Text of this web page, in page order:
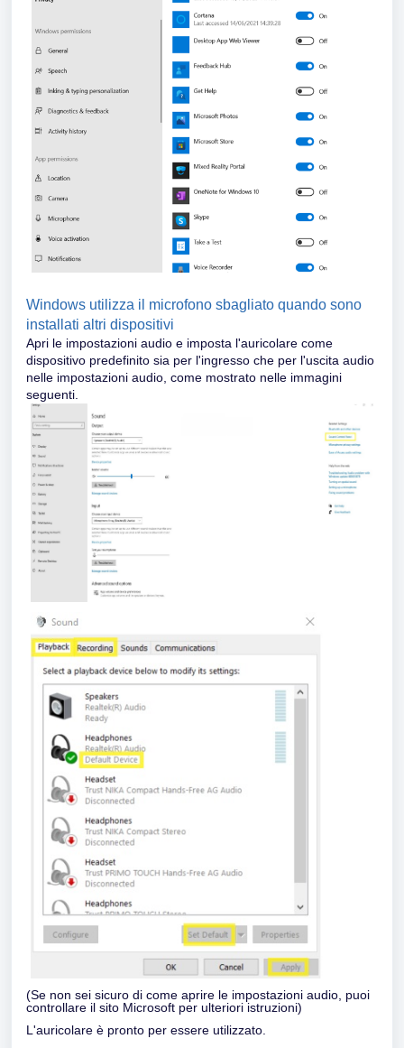
Windows utilizza il microfono sbagliato quando sono
installati altri dispositivi
Apri le impostazioni audio e imposta l'auricolare come
dispositivo predefinito sia per l'ingresso che per l'uscita audio
nelle impostazioni audio, come mostrato nelle immagini
seguenti.
(Se non sei sicuro di come aprire le impostazioni audio, puoi
controllare il sito Microsoft per ulteriori istruzioni)
L'auricolare è pronto per essere utilizzato.